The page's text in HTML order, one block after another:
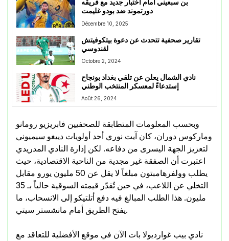
بن سبعيني أمام اختبار جديد مع فريقه
دورتموند ضد بودو غليمت
Décembre 10, 2025
تقارير صحفية تتحدث عن دعوة بيتكوفيتش
لقندوسي
Octobre 2, 2024
نادي الشمال يعلن عن تلقي بغداد بونجاح
إستدعاءً لمعسكر المنتخب الوطني
Août 26, 2024
وبحسب المعلومات المتطابقة للصحفيين فابريزيو رومانو
وماركوس دوران، كان آيت نوري أحد أولويات دييغو سيميوني
لتعزيز الجهة اليسرى من دفاعه. لكن إدارة النادي المدريدي
اعتبرت أن الصفقة غير مجدية من الناحية الاقتصادية، حيث
يطلب وولفرهامبتون مبلغاً لا يقل عن 50 مليون يورو مقابل
التخلي عن اللاعب، في حين تُقدّر قيمته السوقية حالياً بـ 35
مليون. هذا الطلب المبالغ فيه دفع أتلتيكو إلى الانسحاب، ما
يفتح الطريق أمام مانشستر سيتي.
نادي بيب غوارديولا بات الآن في موقع الأفضلية للتعاقد مع